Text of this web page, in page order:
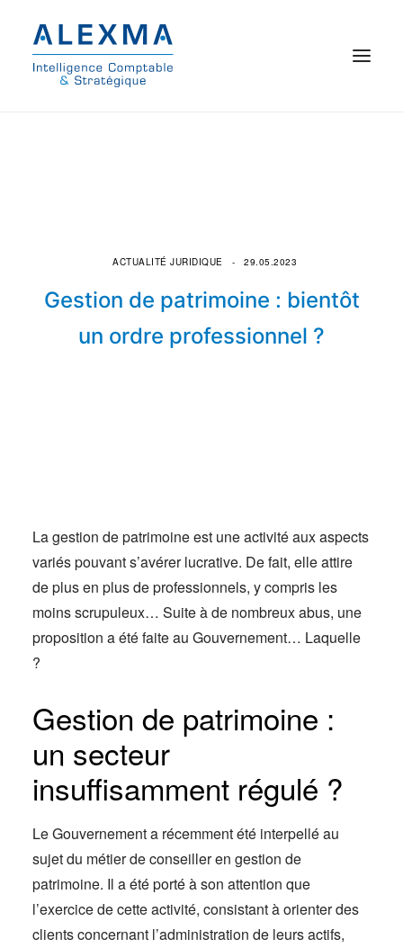
Commissariat aux comptes
On parle de nous
© 2021 Alexma
Gestion de patrimoine : bientôt
un ordre professionnel ?
29.05.2023
ACTUALITÉ JURIDIQUE
La gestion de patrimoine est une activité aux aspects
variés pouvant s’avérer lucrative. De fait, elle attire
de plus en plus de professionnels, y compris les
moins scrupuleux… Suite à de nombreux abus, une
proposition a été faite au Gouvernement… Laquelle
?
Gestion de patrimoine :
un secteur
insuffisamment régulé ?
Le Gouvernement a récemment été interpellé au
sujet du métier de conseiller en gestion de
patrimoine. Il a été porté à son attention que
l’exercice de cette activité, consistant à orienter des
clients concernant l’administration de leurs actifs,